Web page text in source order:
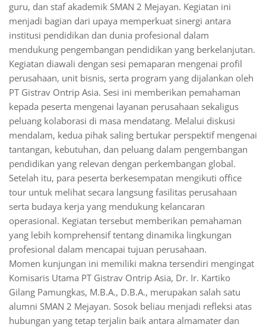
guru, dan staf akademik SMAN 2 Mejayan. Kegiatan ini
menjadi bagian dari upaya memperkuat sinergi antara
institusi pendidikan dan dunia profesional dalam
mendukung pengembangan pendidikan yang berkelanjutan.
Kegiatan diawali dengan sesi pemaparan mengenai profil
perusahaan, unit bisnis, serta program yang dijalankan oleh
PT Gistrav Ontrip Asia. Sesi ini memberikan pemahaman
kepada peserta mengenai layanan perusahaan sekaligus
peluang kolaborasi di masa mendatang. Melalui diskusi
mendalam, kedua pihak saling bertukar perspektif mengenai
tantangan, kebutuhan, dan peluang dalam pengembangan
pendidikan yang relevan dengan perkembangan global.
Setelah itu, para peserta berkesempatan mengikuti office
tour untuk melihat secara langsung fasilitas perusahaan
serta budaya kerja yang mendukung kelancaran
operasional. Kegiatan tersebut memberikan pemahaman
yang lebih komprehensif tentang dinamika lingkungan
profesional dalam mencapai tujuan perusahaan.
Momen kunjungan ini memiliki makna tersendiri mengingat
Komisaris Utama PT Gistrav Ontrip Asia, Dr. Ir. Kartiko
Gilang Pamungkas, M.B.A., D.B.A., merupakan salah satu
alumni SMAN 2 Mejayan. Sosok beliau menjadi refleksi atas
hubungan yang tetap terjalin baik antara almamater dan